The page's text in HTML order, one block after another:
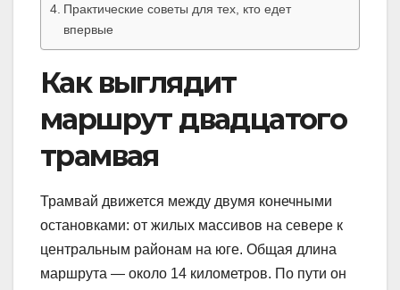
Практические советы для тех, кто едет
впервые
Как выглядит
маршрут двадцатого
трамвая
Трамвай движется между двумя конечными
остановками: от жилых массивов на севере к
центральным районам на юге. Общая длина
маршрута — около 14 километров. По пути он